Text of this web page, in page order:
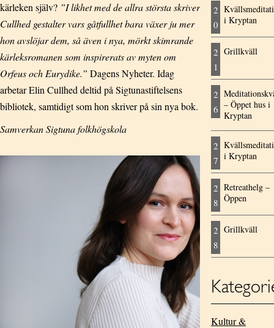
kärleken själv? ”I likhet med de allra största skriver
Cullhed gestalter vars gåtfullhet bara växer ju mer
hon avslöjar dem, så även i nya, mörkt skimrande
kärleksromanen som inspirerats av myten om
Orfeus och Eurydike.” Dagens Nyheter. Idag
arbetar Elin Cullhed deltid på Sigtunastiftelsens
bibliotek, samtidigt som hon skriver på sin nya bok.
Samverkan Sigtuna folkhögskola
2
0 i Kryptan
2
1
Grillkväll
2
6 – Öppet hus i
Kryptan
2
7 i Kryptan
2
8
Retreathelg –
Öppen
2
8
Grillkväll
Kultur &